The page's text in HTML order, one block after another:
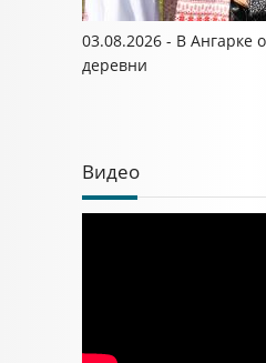
03.08.2026 - В Ангарке
деревни
Видео